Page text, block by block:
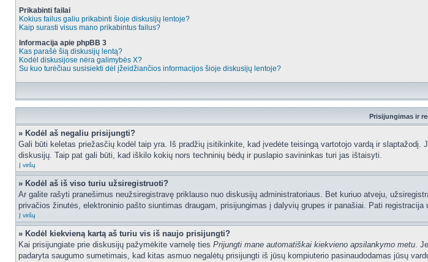
Prikabinti failai
Kokius failus galiu prikabinti šioje diskusijų lentoje?
Kaip surasti visus mano prikabintus failus?
Informacija apie phpBB 3
Kas parašė šią diskusijų lentą?
Kodėl diskusijose nėra galimybės X?
Su kuo turėčiau susisiekti dėl įžeidžiančios informacijos šioje diskusijų lentoje?
Prisijungimas ir
» Kodėl aš negaliu prisijungti?
Gali būti keletas priežasčių kodėl taip yra. Iš pradžių įsitikinkite, kad įvedėte teisingą vartotojo vardą ir
diskusijų. Taip pat gali būti, kad iškilo kokių nors techninių bėdų ir puslapio savininkas turi jas ištaisyti.
Į viršų
» Kodėl aš iš viso turiu užsiregistruoti?
Ar galite rašyti pranešimus neužsiregistravę priklauso nuo diskusijų administratoriaus. Bet kuriuo atveju,
privačios žinutės, elektroninio pašto siuntimas draugam, prisijungimas į dalyvių grupes ir panašiai. Pati
Į viršų
» Kodėl kiekvieną kartą aš turiu vis iš naujo prisijungti?
Kai prisijungiate prie diskusijų pažymėkite varnelę ties Prijungti mane automatiškai kiekvieno apsilankymo metu.
padaryta saugumo sumetimais, kad kitas asmuo negalėtų prisijungti iš jūsų kompiuterio pasinaudodamas jūsų